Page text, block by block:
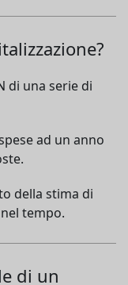
di una serie di
ad un anno
della stima di
tempo.
di un